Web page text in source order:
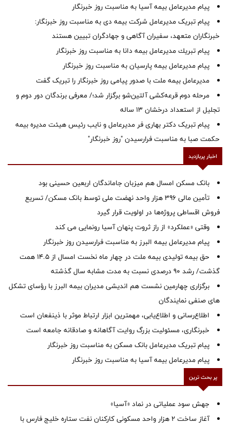
پیام مدیرعامل بیمه آسیا به مناسبت روز خبرنگار
پیام تبریک مدیرعامل شرکت بیمه دی به مناسبت روز خبرنگار:
خبرنگاران متعهد، سفیران آگاهی و جهادگران تبیین هستند
پیام ‌تبریك‌ مدیرعامل بیمه دانا به مناسبت روز خبرنگار
پیام مدیرعامل بیمه پارسیان به مناسبت روز خبرنگار
مدیرعامل بیمه ملت با صدور پیامی روز خبرنگار را تبریک گفت
مرحله دوم قرعه‌کشی آلتین‌شو برگزار شد؛/ معرفی برندگان دور دوم و
تجلیل از استعداد درخشان ۱۳ ساله
پیام تبریک دکتر بهاری فر مدیرعامل و نایب رئیس هیئت مدیره بیمه
حکمت صبا به مناسبت فرارسیدن "روز خبرنگار"
اخبار پربازدید
بانک مسکن امسال هم میزبان جاماندگان اربعین حسینی بود
تأمین مالی ۳۹۶ هزار واحد نهضت ملی توسط بانک مسکن/ تسریع
فروش اقساطی پروژه‌ها در اولویت قرار گیرد
وقتی «عملکرد» از راز ثروت پنهان آسیا رونمایی می کند
پیام مدیرعامل بیمه البرز به مناسبت فرارسیدن روز خبرنگار
حق بیمه تولیدی بیمه ملت در چهار ماه نخست امسال از 14.5 همت
گذشت/ رشد 90 درصدی نسبت به مدت مشابه سال گذشته
برگزاری چهارمین نشست هم اندیشی مدیران بیمه البرز با رؤسای تشکل
های صنفی نمایندگان
اطلاع‌رسانی و اطلاع‌یابی، مهمترین ابزار ارتباط موثر با ذینفعان است
خبرنگاری، مسئولیت بزرگ روایت آگاهانه و صادقانه جامعه است
پیام تبریک مدیرعامل بانک مسکن به مناسبت روز خبرنگار
پیام مدیرعامل بیمه آسیا به مناسبت روز خبرنگار
پر بحث ترین
جهش سود عملیاتی در نماد «آسیا»
آغاز ساخت ۲ هزار واحد مسکونی کارکنان نفت ستاره خلیج فارس با